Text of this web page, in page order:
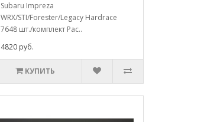
Subaru Impreza
WRX/STI/Forester/Legacy Hardrace
7648 шт./комплект Рас..
4820 руб.
КУПИТЬ